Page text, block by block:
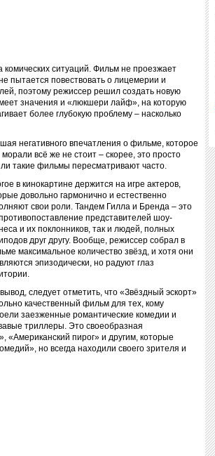
комических ситуаций. Фильм не проезжает
пытается повествовать о лицемерии и
поэтому режиссер решил создать новую
значения и «люкшери лайф», на которую
более глубокую проблему – насколько
негативного впечатления о фильме, которое
всё же не стоит – скорее, это просто
такие фильмы пересматривают часто.
в кинокартине держится на игре актеров,
довольно гармонично и естественно
свои роли. Тандем Гилла и Бренда – это
представителей шоу-
и их поклонников, так и людей, полных
друг другу. Вообще, режиссер собрал в
максимальное количество звёзд, и хотя они
эпизодически, но радуют глаз
вывод, следует отметить, что «Звёздный эскорт»
качественный фильм для тех, кому
заезженные романтические комедии и
триллеры. Это своеобразная
«Американский пирог» и другим, которые
но всегда находили своего зрителя и